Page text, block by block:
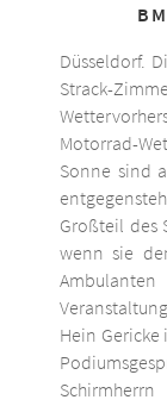
Düsseldorf.
Strack-
Motorrad-
Sonne sind
Großteil des
wenn sie
Hein